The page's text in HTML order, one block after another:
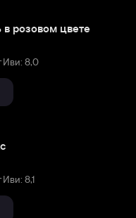
розовом цвете
Иви: 8,0
Иви: 8,1